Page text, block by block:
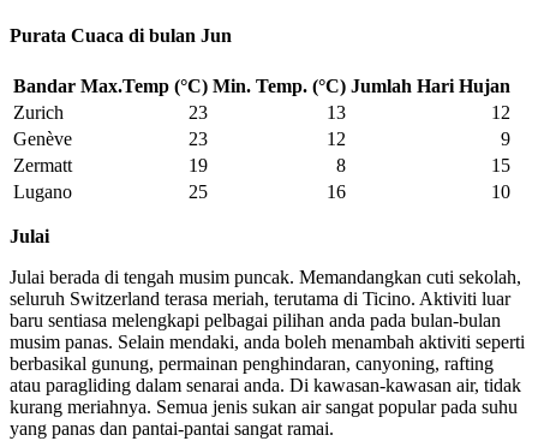
Purata Cuaca di bulan Jun
Bandar Max.Temp (°C) Min. Temp. (°C) Jumlah Hari Hujan
Zurich
23 13
12
Genève
23 12
9
Zermatt
19 8
15
Lugano
25 16 10
Julai
Julai berada di tengah musim puncak. Memandangkan cuti sekolah,
seluruh Switzerland terasa meriah, terutama di Ticino. Aktiviti luar
baru sentiasa melengkapi pelbagai pilihan anda pada bulan-bulan
musim panas. Selain mendaki, anda boleh menambah aktiviti seperti
berbasikal gunung, permainan penghindaran, canyoning, rafting
atau paragliding dalam senarai anda. Di kawasan-kawasan air, tidak
kurang meriahnya. Semua jenis sukan air sangat popular pada suhu
yang panas dan pantai-pantai sangat ramai.